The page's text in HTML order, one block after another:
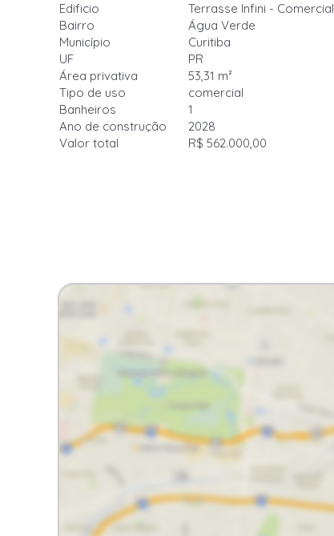
Edificio
Terrasse Infini - Comercial
Bairro
Água Verde
Município
Curitiba
UF
PR
Área privativa
53,31 m²
Tipo de uso
comercial
Banheiros
1
Ano de construção
2028
Valor total
R$ 562.000,00